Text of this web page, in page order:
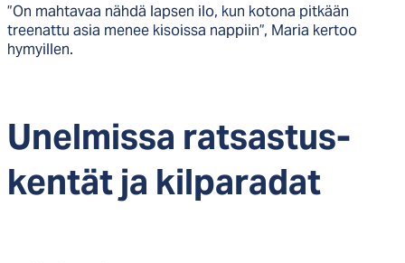
”On mahtavaa nähdä lapsen ilo, kun kotona pitkään
treenattu asia menee kisoissa nappiin”, Maria kertoo
hymyillen.
Unel­mis­sa rat­sas­tus­
kentät ja kil­pa­ra­dat